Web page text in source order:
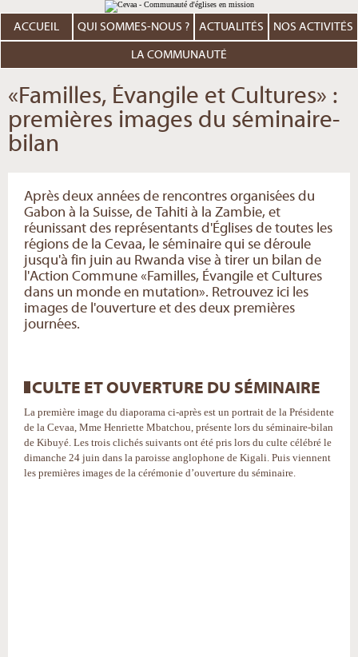
au
contenu.
Aller
personnels
ACCUEIL QUI SOMMES-NOUS ? ACTUALITÉS NOS ACTIVITÉS
LA COMMUNAUTÉ
«Familles, Évangile et Cultures» :
premières images du séminaire-
bilan
Après deux années de rencontres organisées du
Gabon à la Suisse, de Tahiti à la Zambie, et
réunissant des représentants d'Églises de toutes les
régions de la Cevaa, le séminaire qui se déroule
jusqu'à fin juin au Rwanda vise à tirer un bilan de
l'Action Commune «Familles, Évangile et Cultures
dans un monde en mutation». Retrouvez ici les
images de l'ouverture et des deux premières
journées.
CULTE ET OUVERTURE DU SÉMINAIRE
La première image du diaporama ci-après est un portrait de la Présidente
de la Cevaa, Mme Henriette Mbatchou, présente lors du séminaire-bilan
de Kibuyé. Les trois clichés suivants ont été pris lors du culte célébré le
dimanche 24 juin dans la paroisse anglophone de Kigali. Puis viennent
les premières images de la cérémonie d’ouverture du séminaire.